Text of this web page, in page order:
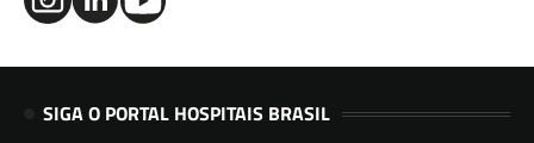
SIGA O PORTAL HOSPITAIS BRASIL